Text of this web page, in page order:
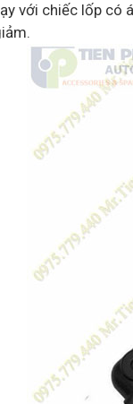
với chiếc lốp có